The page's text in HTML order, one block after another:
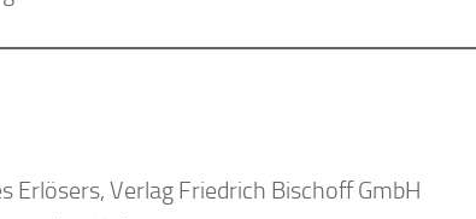
Verlag Friedrich Bischoff GmbH